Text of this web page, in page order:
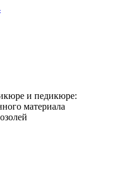
и педикюре:
материала